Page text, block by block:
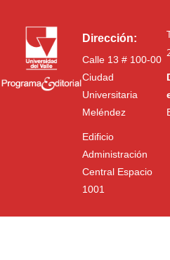
Dirección:
Calle 13 # 100-00
Ciudad
Universitaria
Meléndez
Edificio
Administración
Central Espacio
1001